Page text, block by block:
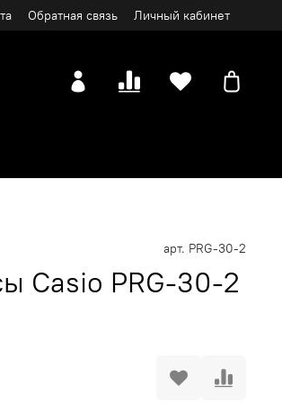
Обратная связь Личный кабинет
арт. PRG-30-2
Casio PRG-30-2